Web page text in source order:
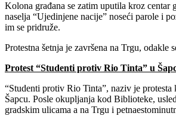
Kolona građana se zatim uputila kroz centar
naselja “Ujedinjene nacije” noseći parole i
im se pridruže.
Protestna šetnja je završena na Trgu, odakle
Protest “Studenti protiv Rio Tinta” u
“Studenti protiv Rio Tinta”, naziv je protesta
Šapcu. Posle okupljanja kod Biblioteke,
gradskim ulicama a na Trgu i